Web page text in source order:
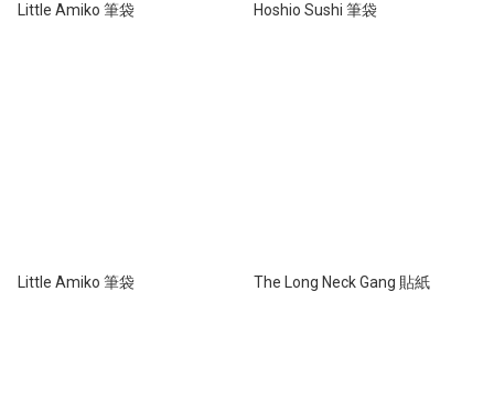
Little Amiko 筆袋 Hoshio Sushi 筆袋
Little Amiko 筆袋 The Long Neck Gang 貼紙